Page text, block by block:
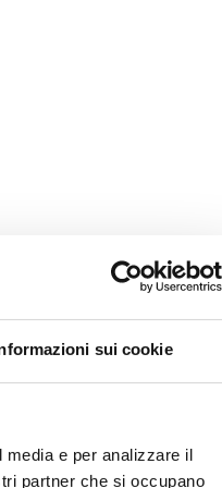
sui cookie
e per analizzare il
partner che si occupano
SERVIZI